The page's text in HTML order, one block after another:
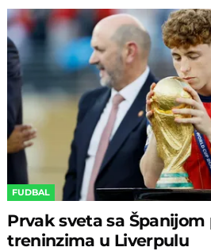
FUDBAL
Prvak sveta sa Španijom
treninzima u Liverpulu